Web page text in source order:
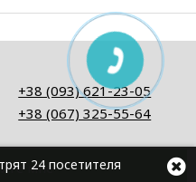
+38 (093) 621-23-05
+38 (067) 325-55-64
мне
24 посетителя